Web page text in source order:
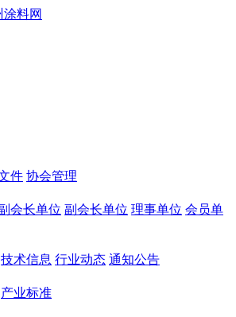
件 协会管理
会长单位 副会长单位 理事单位 会员单
技术信息 行业动态 通知公告
产业标准